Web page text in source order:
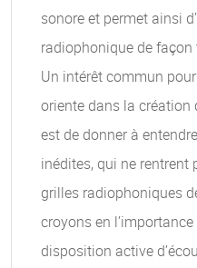
sonore et permet ainsi
radiophonique de
Un intérêt commun
oriente dans la création
est de donner à
inédites, qui ne
grilles radiophoniques
croyons en
disposition active